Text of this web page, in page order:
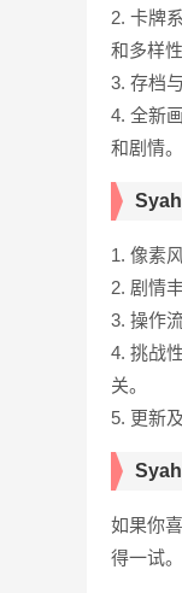
2. 卡牌
和多样性
3. 存档
4. 全新
和剧情。
1. 像素
2. 剧情
3. 操作
4. 挑战
关。
5. 更新
如果你
得一试